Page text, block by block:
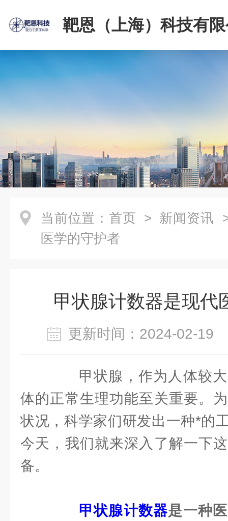
靶恩（上海）科技有
当前位置： 首页 > 新闻资讯
医学的守护者
甲状腺计数器是现代
更新时间：2024-02-
甲状腺，作为人体较大
体的正常生理功能至关重要。
状况，科学家们研发出一种*的
今天，我们就来深入了解一下
备。
甲状腺计数器是一种